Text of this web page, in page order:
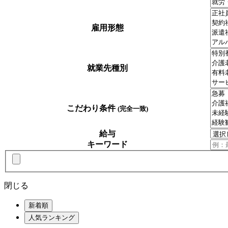
雇用形態
就業先種別
こだわり条件 (完全一致)
給与
キーワード
閉じる
新着順
人気ランキング